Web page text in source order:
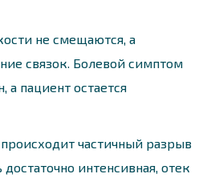
не смещаются, а
связок. Болевой симптом
пациент остается
частичный разрыв
интенсивная, отек